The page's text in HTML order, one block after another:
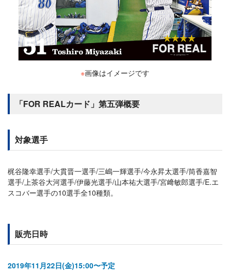
※画像はイメージです
「FOR REALカード」第五弾概要
対象選手
梶谷隆幸選手/大貫晋一選手/三嶋一輝選手/今永昇太選手/筒香嘉智
選手/上茶谷大河選手/伊藤光選手/山本祐大選手/宮﨑敏郎選手/E.エ
スコバー選手の10選手全10種類。
販売日時
2019年11月22日(金)15:00〜予定